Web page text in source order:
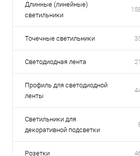
Длинные (линейные)
светильники
Точечные светильники
Светодиодная лента 21
Профиль для светодиодной
ленты
Светильники для
декоративной подсветки
Розетки